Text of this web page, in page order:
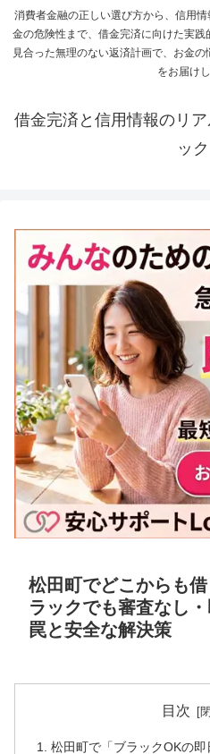
消費者金融の正しい選び方から、信用
金の危険性まで、借金完済に向けた実
見合った無理のない返済計画で、お金
をお届けし
借金完済と信用情報のリ
ック
松田町でどこからも
ラックでも審査なし
罠と安全な解決策
目次
松田町で「ブラックOKの